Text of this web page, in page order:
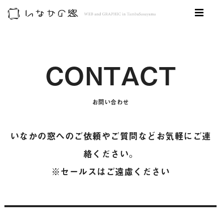
CONTACT
お問い合わせ
いなかの窓へのご依頼やご質問などお気軽にご連
絡ください。
※セールスはご遠慮ください